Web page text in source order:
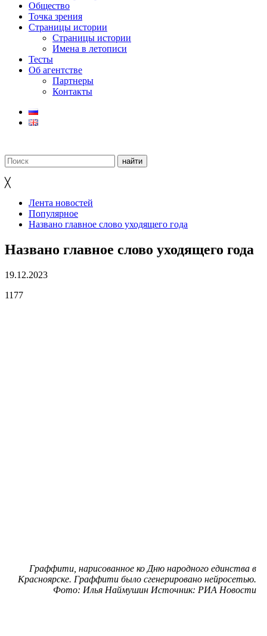
Общество
Точка зрения
Страницы истории
Страницы истории
Имена в летописи
Тесты
Об агентстве
Партнеры
Контакты
╳
Лента новостей
Популярное
Названо главное слово уходящего года
Названо главное слово уходящего года
19.12.2023
1177
Граффити, нарисованное ко Дню народного единства в
Красноярске. Граффити было сгенерировано нейросетью.
Фото: Илья Наймушин Источник: РИА Новости